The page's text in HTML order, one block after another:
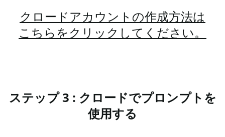
クロードアカウントの作成方法は
こちらをクリックしてください。
ステップ 3 : クロードでプロンプトを
使用する